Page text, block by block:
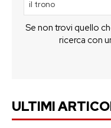
Se non trovi quello
ricerca con
ULTIMI